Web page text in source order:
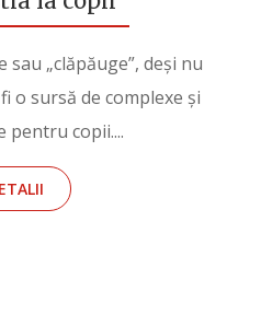
„clăpăuge”, deși nu
o sursă de complexe și
pentru copii....